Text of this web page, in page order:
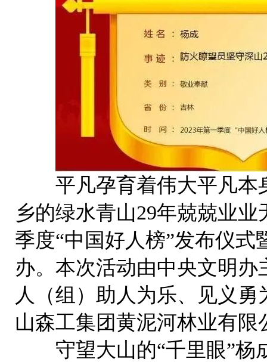
平凡孕育着伟大平凡本
乡的绿水青山29年兢兢业
季度“中国好人榜”发布仪
办。本次活动由中央文明
人（组）助人为乐、见义
山森工集团黄泥河林业有
守望大山的“千里眼”杨成